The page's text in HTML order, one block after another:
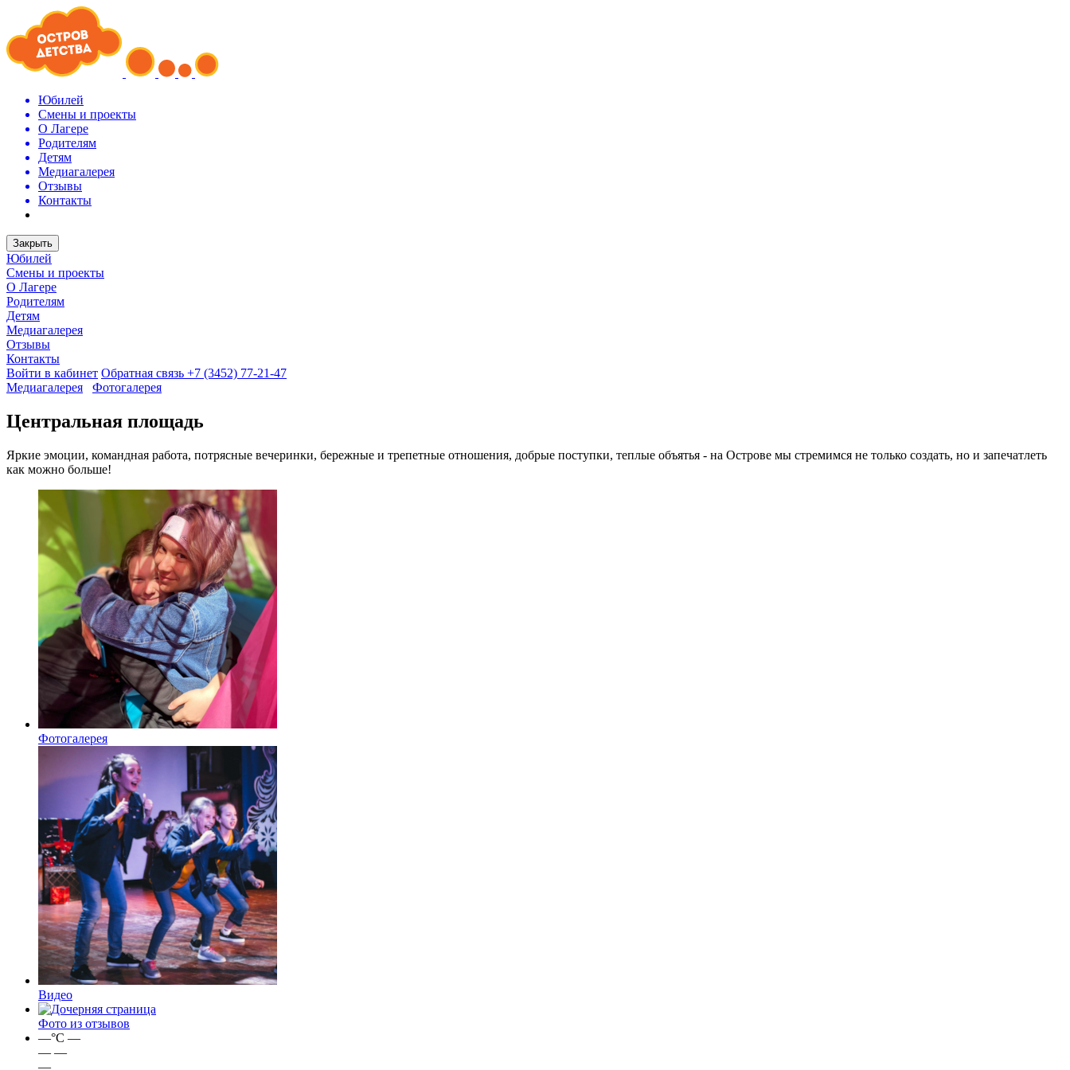
Юбилей
Смены и проекты
О Лагере
Родителям
Детям
Медиагалерея
Отзывы
Контакты
Закрыть
Юбилей
Смены и проекты
О Лагере
Родителям
Детям
Медиагалерея
Отзывы
Контакты
Войти в кабинет Обратная связь +7 (3452) 77-21-47
Медиагалерея
Фотогалерея
Центральная площадь
Яркие эмоции, командная работа, потрясные вечеринки, бережные и трепетные отношения, добрые поступки, теплые объятья - на Острове мы стремимся не только создать, но и запечатлеть
как можно больше!
Фотогалерея
Видео
Фото из отзывов
—°C —
— —
—